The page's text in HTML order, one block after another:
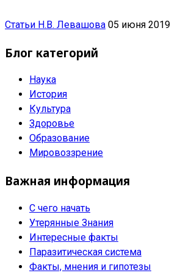
Статьи Н.В. Левашова 05 июня 2019
Блог категорий
Наука
История
Культура
Здоровье
Образование
Мировоззрение
Важная информация
С чего начать
Утерянные Знания
Интересные факты
Паразитическая система
Факты, мнения и гипотезы